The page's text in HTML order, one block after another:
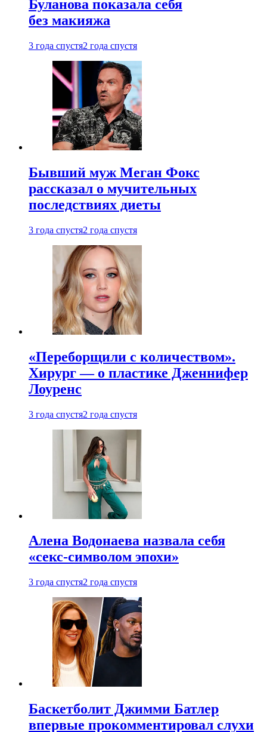
Буланова показала себя
без макияжа
3 года спустя2 года спустя
Бывший муж Меган Фокс
рассказал о мучительных
последствиях диеты
3 года спустя2 года спустя
«Переборщили с количеством».
Хирург — о пластике Дженнифер
Лоуренс
3 года спустя2 года спустя
Алена Водонаева назвала себя
«секс-символом эпохи»
3 года спустя2 года спустя
Баскетболит Джимми Батлер
впервые прокомментировал слухи